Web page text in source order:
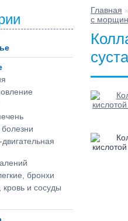
бронхи
и сосуды
Главная »
с